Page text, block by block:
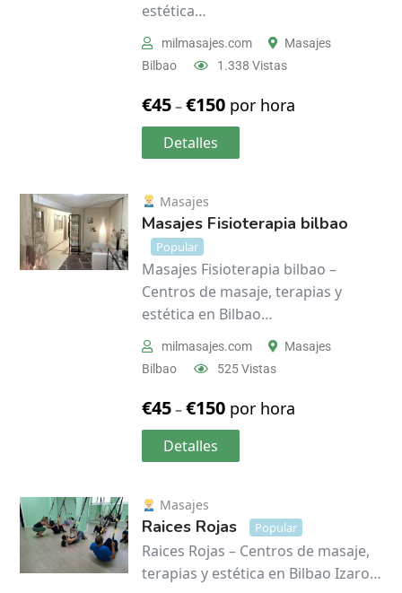
estética…
milmasajes.com
Masajes
Bilbao
1.338 Vistas
€45–€150 por hora
Detalles
Masajes
Masajes Fisioterapia bilbao
Popular
Masajes Fisioterapia bilbao –
Centros de masaje, terapias y
estética en Bilbao…
milmasajes.com
Masajes
Bilbao
525 Vistas
€45–€150 por hora
Detalles
Masajes
Raices Rojas Popular
Raices Rojas – Centros de masaje,
terapias y estética en Bilbao Izaro…